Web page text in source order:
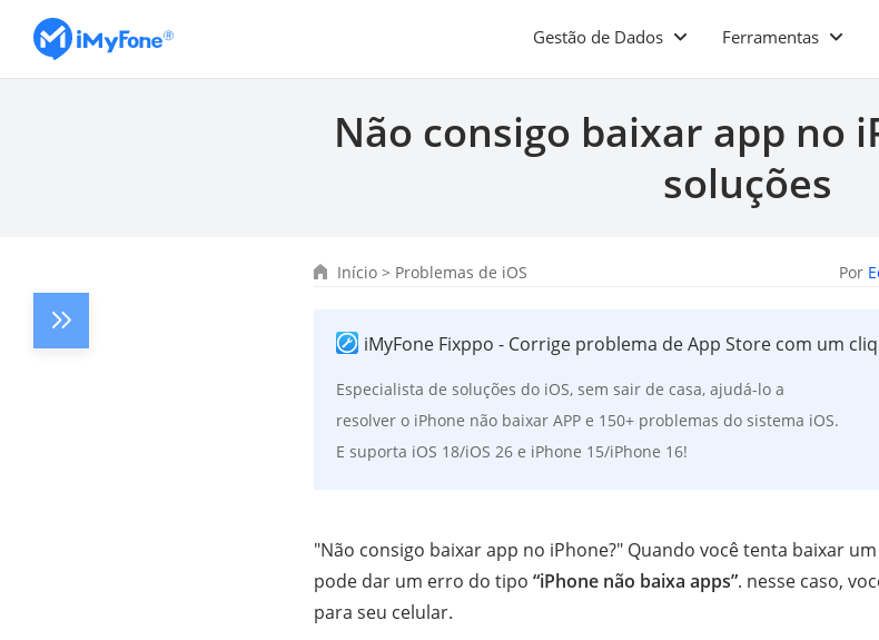
Gestão de Dados Ferramentas
Não consigo baixar app no
soluções
Início > Problemas de iOS Por
iMyFone Fixppo - Corrige problema de App Store com um
Especialista de soluções do iOS, sem sair de casa, ajudá-lo a
resolver o iPhone não baixar APP e 150+ problemas do sistema iOS.
E suporta iOS 18/iOS 26 e iPhone 15/iPhone 16!
"Não consigo baixar app no iPhone?" Quando você tenta baixar
pode dar um erro do tipo “iPhone não baixa apps”. nesse caso,
para seu celular.